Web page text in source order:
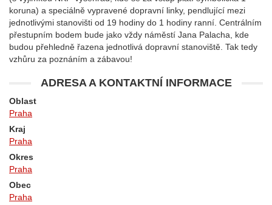
koruna) a speciálně vypravené dopravní linky, pendlující mezi
jednotlivými stanovišti od 19 hodiny do 1 hodiny ranní. Centrálním
přestupním bodem bude jako vždy náměstí Jana Palacha, kde
budou přehledně řazena jednotlivá dopravní stanoviště. Tak tedy
vzhůru za poznáním a zábavou!
ADRESA A KONTAKTNÍ INFORMACE
Oblast
Praha
Kraj
Praha
Okres
Praha
Obec
Praha